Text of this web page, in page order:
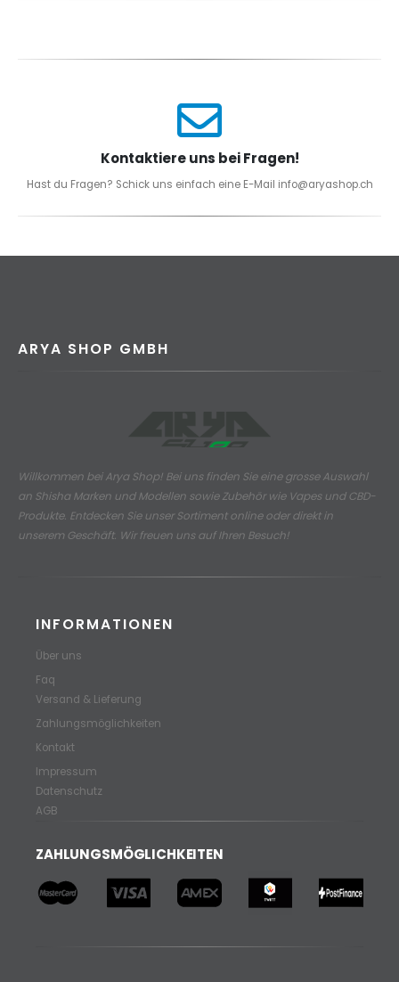
Kontaktiere uns bei Fragen!
Hast du Fragen? Schick uns einfach eine E-Mail info@aryashop.ch
ARYA SHOP GMBH
Willkommen bei Arya Shop! Bei uns finden Sie eine grosse Auswahl
an Shisha Marken und Modellen sowie Zubehör wie Vapes und CBD-
Produkte. Entdecken Sie unser Sortiment online oder direkt in
unserem Geschäft. Wir freuen uns auf Ihren Besuch!
INFORMATIONEN
Über uns
Faq
Versand & Lieferung
Zahlungsmöglichkeiten
Kontakt
Impressum
Datenschutz
AGB
ZAHLUNGSMÖGLICHKEITEN